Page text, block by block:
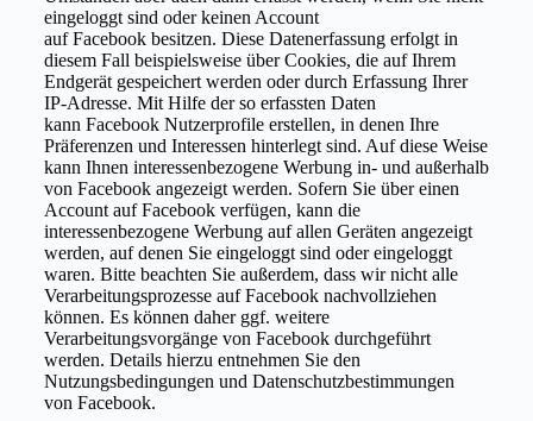
eingeloggt sind oder keinen Account
auf Facebook besitzen. Diese Datenerfassung erfolgt in
diesem Fall beispielsweise über Cookies, die auf Ihrem
Endgerät gespeichert werden oder durch Erfassung Ihrer
IP-Adresse. Mit Hilfe der so erfassten Daten
kann Facebook Nutzerprofile erstellen, in denen Ihre
Präferenzen und Interessen hinterlegt sind. Auf diese Weise
kann Ihnen interessenbezogene Werbung in- und außerhalb
von Facebook angezeigt werden. Sofern Sie über einen
Account auf Facebook verfügen, kann die
interessenbezogene Werbung auf allen Geräten angezeigt
werden, auf denen Sie eingeloggt sind oder eingeloggt
waren. Bitte beachten Sie außerdem, dass wir nicht alle
Verarbeitungsprozesse auf Facebook nachvollziehen
können. Es können daher ggf. weitere
Verarbeitungsvorgänge von Facebook durchgeführt
werden. Details hierzu entnehmen Sie den
Nutzungsbedingungen und Datenschutzbestimmungen
von Facebook.